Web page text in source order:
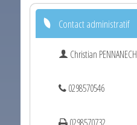
Contact administratif
Christian PENNANECH
0298570546
0298570732